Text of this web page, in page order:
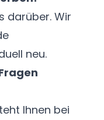
darüber. Wir
neu.
Ihnen bei